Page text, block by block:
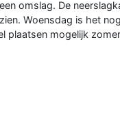
omslag. De
Woensdag is het
plaatsen mogelijk